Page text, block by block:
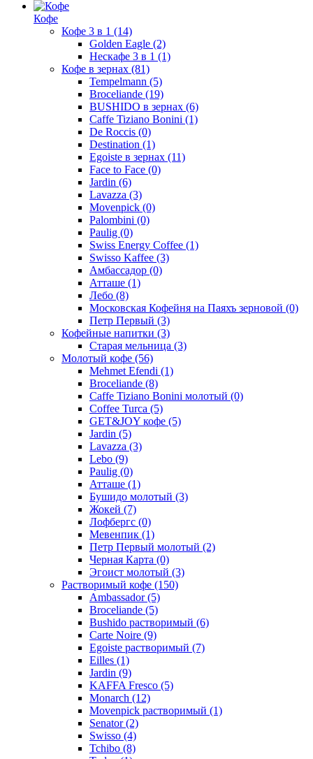
Кофе
Кофе 3 в 1 (14)
Golden Eagle (2)
Нескафе 3 в 1 (1)
Кофе в зернах (81)
Tempelmann (5)
Broceliande (19)
BUSHIDO в зернах (6)
Caffe Tiziano Bonini (1)
De Roccis (0)
Destination (1)
Egoiste в зернах (11)
Face to Face (0)
Jardin (6)
Lavazza (3)
Movenpick (0)
Palombini (0)
Paulig (0)
Swiss Energy Coffee (1)
Swisso Kaffee (3)
Амбассадор (0)
Атташе (1)
Лебо (8)
Московская Кофейня на Паяхъ зерновой (0)
Петр Первый (3)
Кофейные напитки (3)
Старая мельница (3)
Молотый кофе (56)
Mehmet Efendi (1)
Broceliande (8)
Caffe Tiziano Bonini молотый (0)
Coffee Turca (5)
GET&JOY кофе (5)
Jardin (5)
Lavazza (3)
Lebo (9)
Paulig (0)
Атташе (1)
Бушидо молотый (3)
Жокей (7)
Лофбергс (0)
Мевенпик (1)
Петр Первый молотый (2)
Черная Карта (0)
Эгоист молотый (3)
Растворимый кофе (150)
Ambassador(5)
Broceliande (5)
Bushido растворимый (6)
Carte Noire (9)
Egoiste растворимый (7)
Eilles (1)
Jardin (9)
KAFFA Fresco (5)
Monarch (12)
Movenpick растворимый (1)
Senator(2)
Swisso (4)
Tchibo (8)